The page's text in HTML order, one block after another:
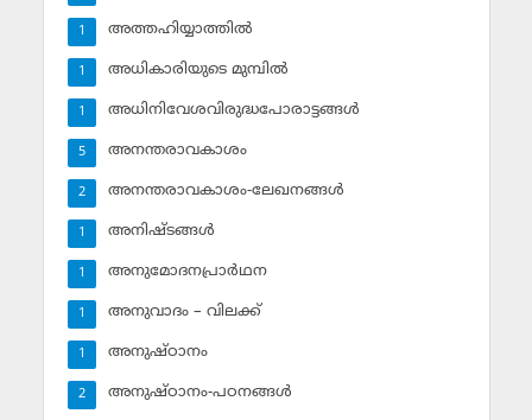
അത്തഹിയ്യാത്തില്‍
1
അധികാരിയുടെ മുമ്പില്‍
1
അധിനിവേശവിരുദ്ധപോരാട്ടങ്ങള്‍
1
അനന്തരാവകാശം
5
അനന്തരാവകാശം-ലേഖനങ്ങള്‍
2
അനിഷ്ടങ്ങള്‍
1
അനുമോദനപ്രാര്‍ഥന
1
അനുവാദം – വിലക്ക്‌
1
അനുഷ്ഠാനം
1
അനുഷ്ഠാനം-പഠനങ്ങള്‍
2